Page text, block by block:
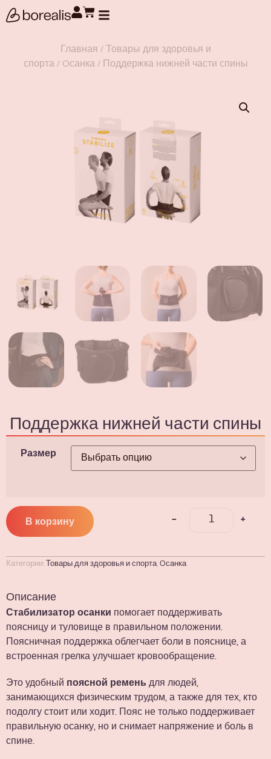
Главная /
Товары для здоровья и
спорта/ Oсанка/ Поддержка нижней части спины
Поддержка нижней части спины
Размер
- +
В корзину
Категории: Товары для здоровья и спорта, Oсанка
Описание
Стабилизатор осанки помогает поддерживать
поясницу и туловище в правильном положении.
Поясничная поддержка облегчает боли в пояснице, а
встроенная грелка улучшает кровообращение.
Это удобный поясной ремень для людей,
занимающихся физическим трудом, а также для тех, кто
подолгу стоит или ходит. Пояс не только поддерживает
правильную осанку, но и снимает напряжение и боль в
спине.